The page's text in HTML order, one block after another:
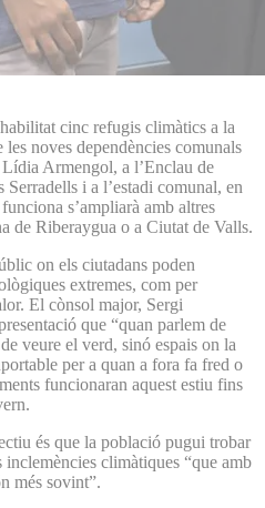
cinc refugis climàtics a la
noves dependències comunals
Armengol, a l’Enclau de
i a l’estadi comunal, en
s’ampliarà amb altres
de Riberaygua o a Ciutat de Valls.
on els ciutadans poden
extremes, com per
El cònsol major, Sergi
que “quan parlem de
veure el verd, sinó espais on la
per a quan a fora fa fred o
funcionaran aquest estiu fins
és que la població pugui trobar
climàtiques “que amb
més sovint”.